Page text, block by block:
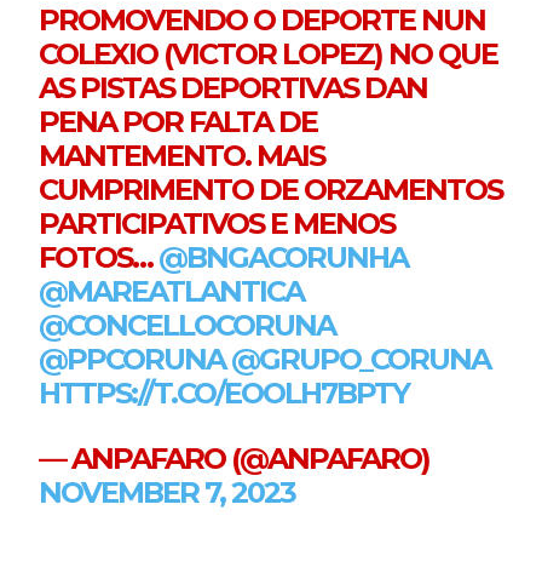
PROMOVENDO O DEPORTE NUN
COLEXIO (VICTOR LOPEZ) NO QUE
AS PISTAS DEPORTIVAS DAN
PENA POR FALTA DE
MANTEMENTO. MAIS
CUMPRIMENTO DE ORZAMENTOS
PARTICIPATIVOS E MENOS
FOTOS…@BNGACORUNHA
@MAREATLANTICA
@CONCELLOCORUNA
@PPCORUNA@GRUPO_CORUNA
HTTPS://T.CO/EOOLH7BPTY
— ANPAFARO (@ANPAFARO)
NOVEMBER 7, 2023